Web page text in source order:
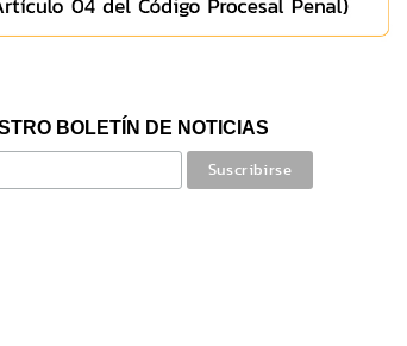
BOLETÍN DE NOTICIAS